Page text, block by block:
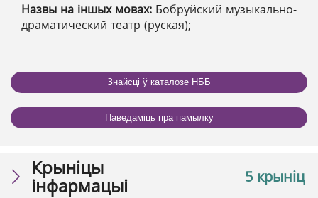
Назвы на іншых мовах: Бобруйский музыкально-
драматический театр (руская);
Знайсці ў каталозе НББ
Паведаміць пра памылку
5 крыніц
Крыніцы
інфармацыі